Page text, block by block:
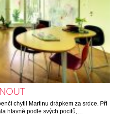
chytil Martinu drápkem za srdce. Při
hlavně podle svých pocitů,…